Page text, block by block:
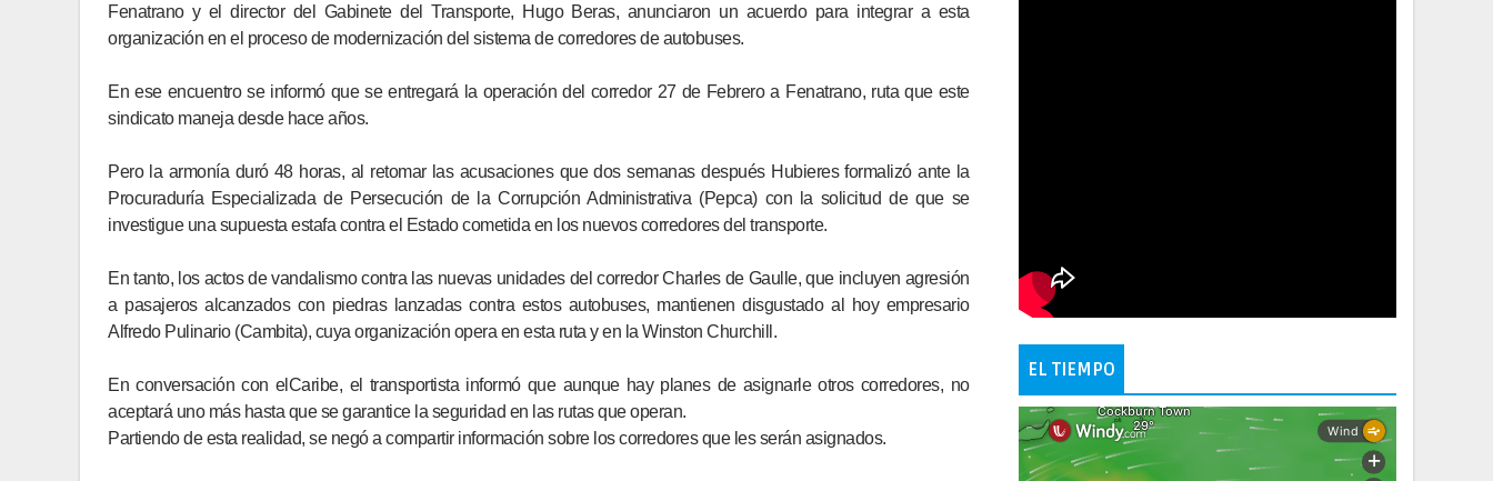
Fenatrano y el director del Gabinete del Transporte, Hugo Beras, anunciaron un acuerdo para integrar a esta
organización en el proceso de modernización del sistema de corredores de autobuses.
En ese encuentro se informó que se entregará la operación del corredor 27 de Febrero a Fenatrano, ruta que este
sindicato maneja desde hace años.
Pero la armonía duró 48 horas, al retomar las acusaciones que dos semanas después Hubieres formalizó ante la
Procuraduría Especializada de Persecución de la Corrupción Administrativa (Pepca) con la solicitud de que se
investigue una supuesta estafa contra el Estado cometida en los nuevos corredores del transporte.
En tanto, los actos de vandalismo contra las nuevas unidades del corredor Charles de Gaulle, que incluyen agresión
a pasajeros alcanzados con piedras lanzadas contra estos autobuses, mantienen disgustado al hoy empresario
Alfredo Pulinario (Cambita), cuya organización opera en esta ruta y en la Winston Churchill.
En conversación con elCaribe, el transportista informó que aunque hay planes de asignarle otros corredores, no
aceptará uno más hasta que se garantice la seguridad en las rutas que operan.
Partiendo de esta realidad, se negó a compartir información sobre los corredores que les serán asignados.
EL TIEMPO